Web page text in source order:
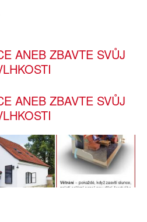
ANEB ZBAVTE SVŮJ
ANEB ZBAVTE SVŮJ